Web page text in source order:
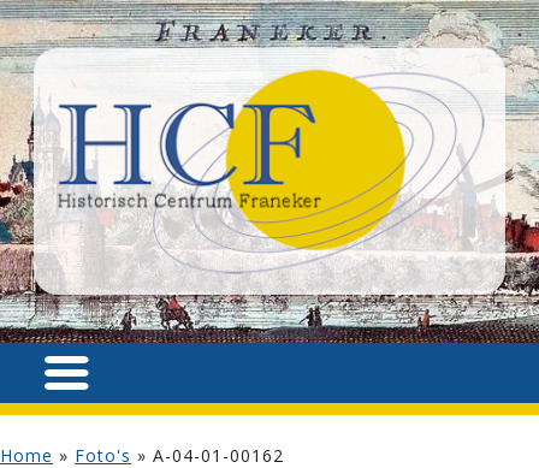
Home » Foto's » A-04-01-00162